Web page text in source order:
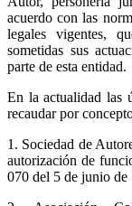
acuerdo con las
legales vigentes,
sometidas sus
parte de esta entidad.
En la actualidad las
recaudar por
1. Sociedad de
autorización de
070 del 5 de junio de